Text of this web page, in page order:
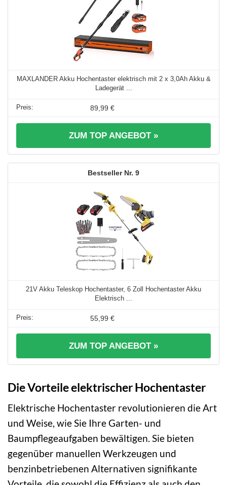
MAXLANDER Akku Hochentaster elektrisch mit 2 x 3,0Ah Akku &
Ladegerät ...
89,99 €
ZUM TOP ANGEBOT »
9
21V Akku Teleskop Hochentaster, 6 Zoll Hochentaster Akku
Elektrisch ...
55,99 €
ZUM TOP ANGEBOT »
Die Vorteile elektrischer Hochentaster
Elektrische Hochentaster revolutionieren die Art
und Weise, wie Sie Ihre Garten- und
Baumpflegeaufgaben bewältigen. Sie bieten
gegenüber manuellen Werkzeugen und
benzinbetriebenen Alternativen signifikante